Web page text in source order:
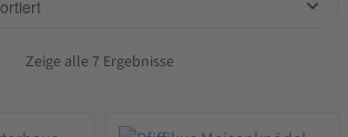
Zeige alle 7 Ergebnisse